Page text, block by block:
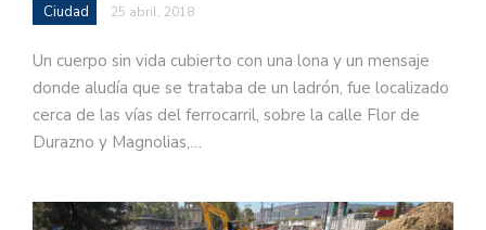
Ciudad 25 abril, 2018
Un cuerpo sin vida cubierto con una lona y un mensaje
donde aludía que se trataba de un ladrón, fue localizado
cerca de las vías del ferrocarril, sobre la calle Flor de
Durazno y Magnolias,…